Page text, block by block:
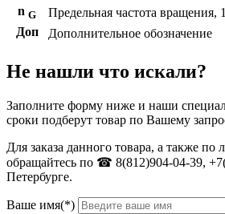
n G
Предельная частота вращения,
Доп
Дополнительное обозначение
Не нашли что искали?
Заполните форму ниже и наши
сроки подберут товар по Вашему
Для заказа данного товара, а также
обращайтесь по ☎ 8(812)904-04-39,
Петербурге.
Ваше имя(*)